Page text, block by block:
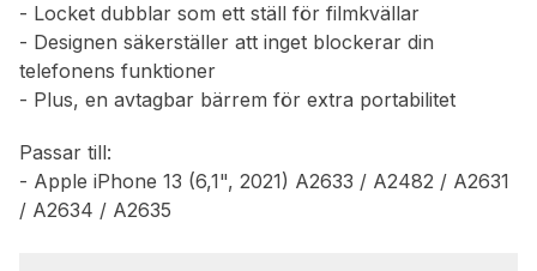
- Locket dubblar som ett ställ för filmkvällar
- Designen säkerställer att inget blockerar din
telefonens funktioner
- Plus, en avtagbar bärrem för extra portabilitet
Passar till:
- Apple iPhone 13 (6,1", 2021) A2633 / A2482 / A2631
/ A2634 / A2635